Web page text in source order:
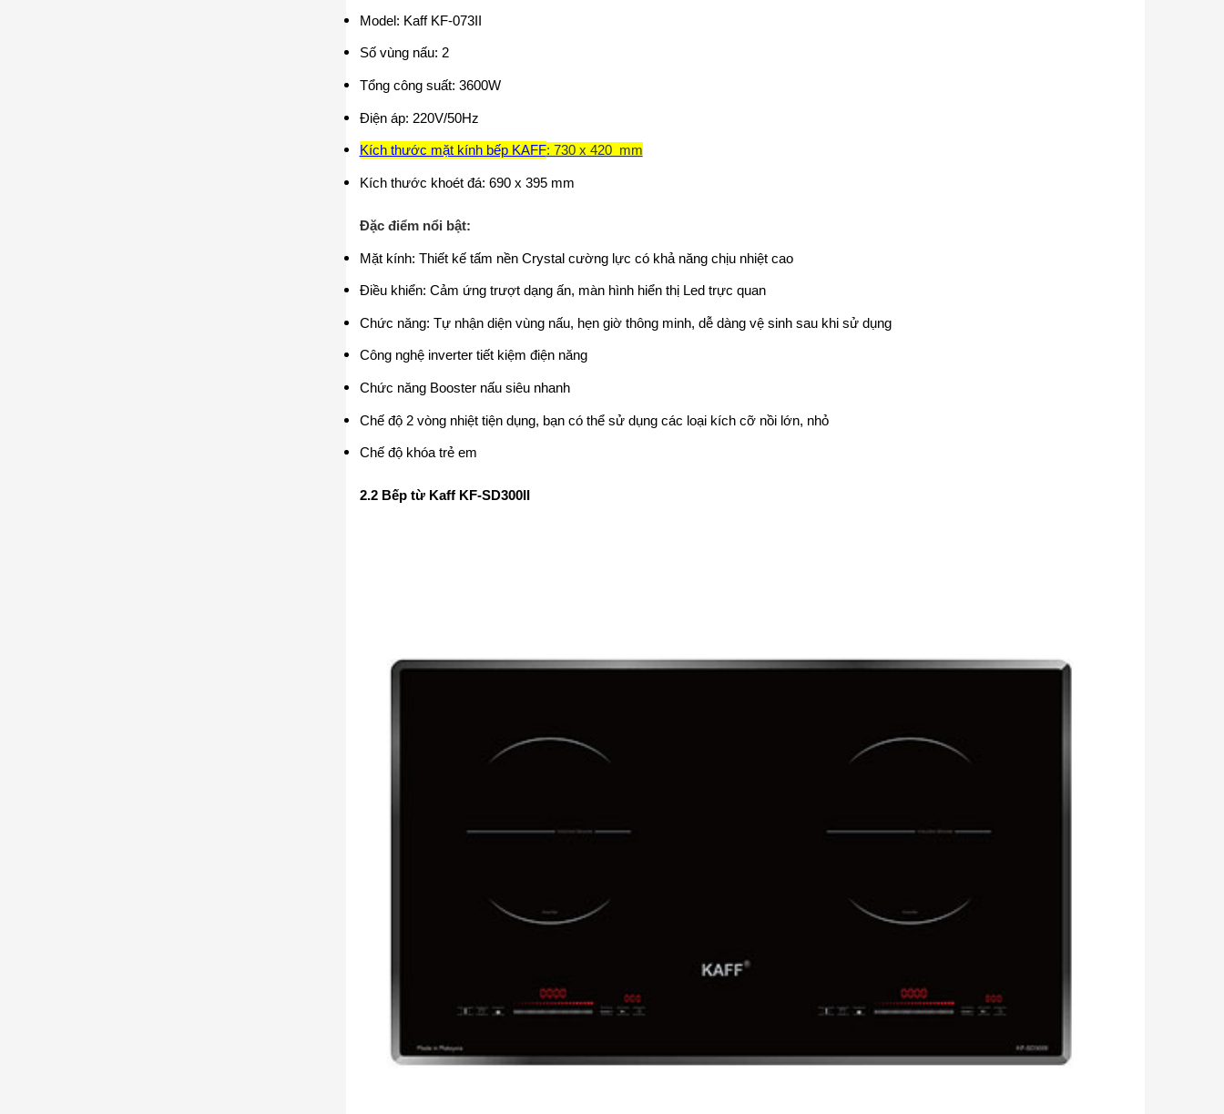
Model: Kaff KF-073II
Số vùng nấu: 2
Tổng công suất: 3600W
Điện áp: 220V/50Hz
Kích thước mặt kính bếp KAFF: 730 x 420 mm
Kích thước khoét đá: 690 x 395 mm
Đặc điểm nổi bật:
Mặt kính: Thiết kế tấm nền Crystal cường lực có khả năng chịu nhiệt cao
Điều khiển: Cảm ứng trượt dạng ấn, màn hình hiển thị Led trực quan
Chức năng: Tự nhận diện vùng nấu, hẹn giờ thông minh, dễ dàng vệ sinh sau khi sử dụng
Công nghệ inverter tiết kiệm điện năng
Chức năng Booster nấu siêu nhanh
Chế độ 2 vòng nhiệt tiện dụng, bạn có thể sử dụng các loại kích cỡ nồi lớn, nhỏ
Chế độ khóa trẻ em
2.2 Bếp từ Kaff KF-SD300II